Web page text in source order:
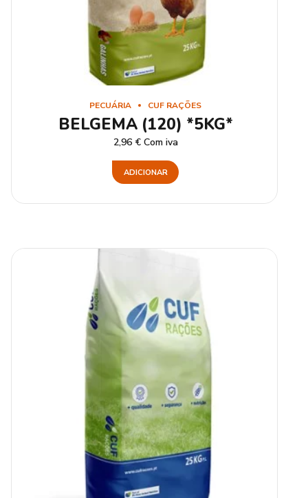
PECUÁRIA CUF RAÇÕES
BELGEMA (120) *5KG*
2,96 € Com iva
ADICIONAR